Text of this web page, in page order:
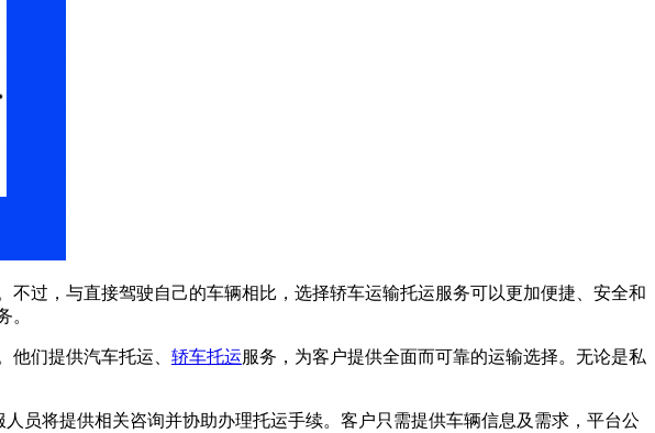
过，与直接驾驶自己的车辆相比，选择轿车运输托运服务可以更加便捷、安全和
。
他们提供汽车托运、 轿车托运服务，为客户提供全面而可靠的运输选择。无论是私
员将提供相关咨询并协助办理托运手续。客户只需提供车辆信息及需求，平台公